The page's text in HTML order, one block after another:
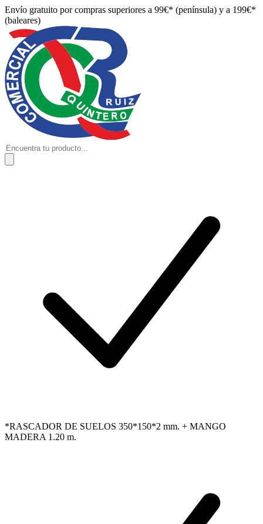
Envío gratuito por compras superiores a 99€* (península) y a 199€*
(baleares)
*RASCADOR DE SUELOS 350*150*2 mm. + MANGO
MADERA 1.20 m.